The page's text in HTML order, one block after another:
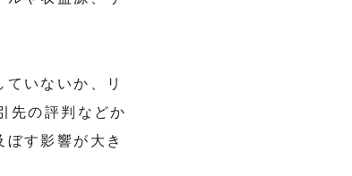
いないか、リ
先の評判などか
す影響が大き